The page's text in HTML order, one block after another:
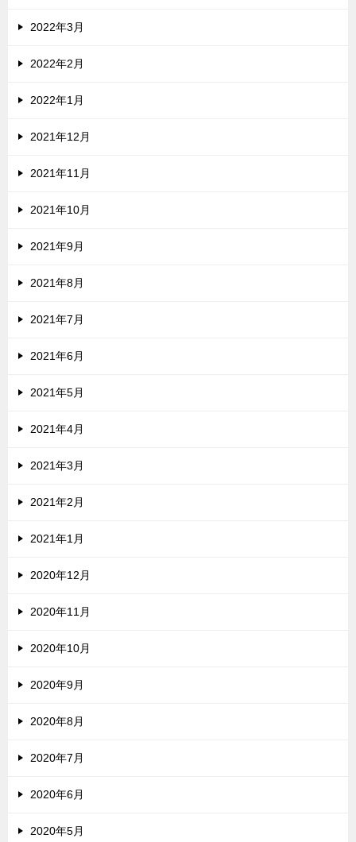
2022年3月
2022年2月
2022年1月
2021年12月
2021年11月
2021年10月
2021年9月
2021年8月
2021年7月
2021年6月
2021年5月
2021年4月
2021年3月
2021年2月
2021年1月
2020年12月
2020年11月
2020年10月
2020年9月
2020年8月
2020年7月
2020年6月
2020年5月